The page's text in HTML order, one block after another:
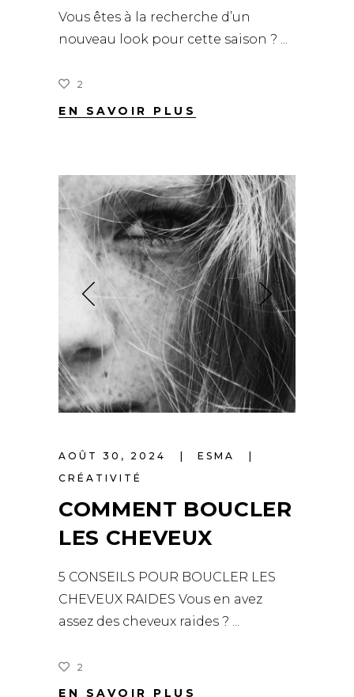
Vous êtes à la recherche d’un
nouveau look pour cette saison ?
2
EN SAVOIR PLUS
AOÛT 30, 2024
ESMA
CRÉATIVITÉ
COMMENT BOUCLER
LES CHEVEUX
5 CONSEILS POUR BOUCLER LES
CHEVEUX RAIDES Vous en avez
assez des cheveux raides ?
2
EN SAVOIR PLUS